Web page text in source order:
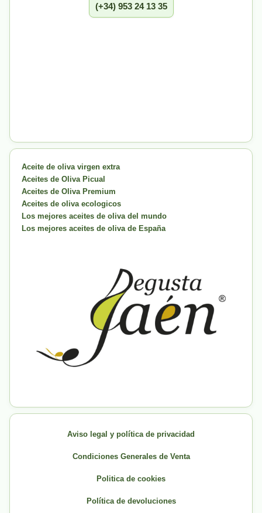
(+34) 953 24 13 35
Aceite de oliva virgen extra
Aceites de Oliva Picual
Aceites de Oliva Premium
Aceites de oliva ecologicos
Los mejores aceites de oliva del mundo
Los mejores aceites de oliva de España
Aviso legal y política de privacidad
Condiciones Generales de Venta
Politica de cookies
Política de devoluciones